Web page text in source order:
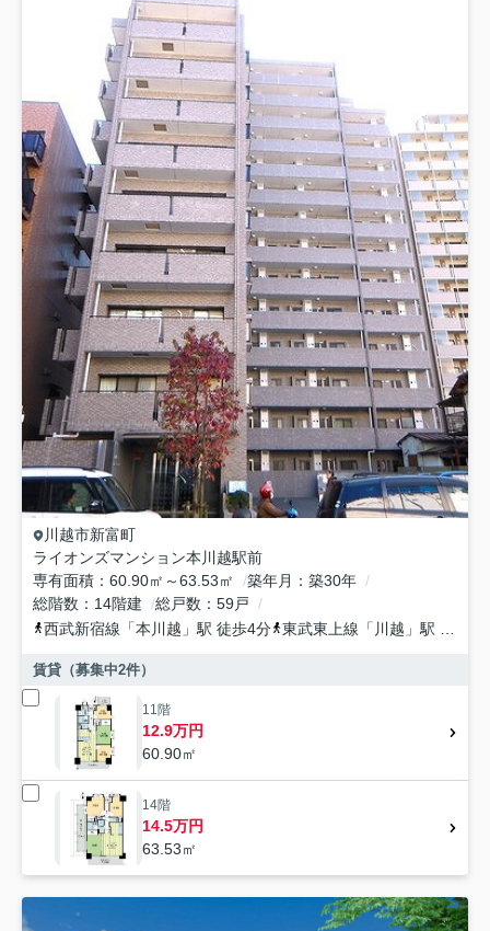
川越市新富町
ライオンズマンション本川越駅前
専有面積
60.90㎡～63.53㎡ 築年月
築30年
総階数
14階建 総戸数
59戸
西武新宿線 「本川越 」駅 徒歩4分 東武東上線 「 川越 」駅 徒歩13分
賃貸（募集中2件）
11階
12.9万円
60.90㎡
14階
14.5万円
63.53㎡